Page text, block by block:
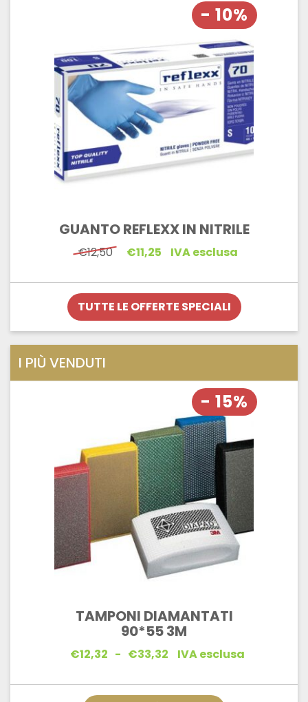
- 10%
GUANTO REFLEXX IN NITRILE
€12,50 Il
era:
€12,50.
€11,25
Il
è:
€11,25.
IVA esclusa
TUTTE LE OFFERTE SPECIALI
I PIÙ VENDUTI
- 15%
TAMPONI DIAMANTATI
90*55 3M
€12,32 - €33,32Fascia
di
da
€12,32
IVA esclusa